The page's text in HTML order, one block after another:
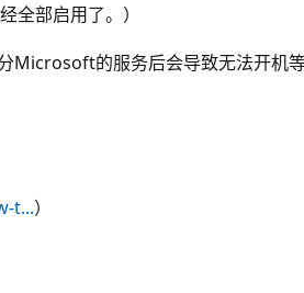
全部启用了。）
Microsoft的服务后会导致无法开机
t...）